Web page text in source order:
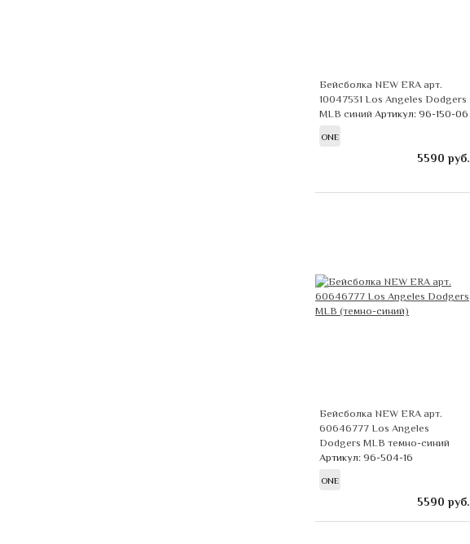
Бейсболка NEW ERA арт.
10047531 Los Angeles Dodgers
MLB синий Артикул: 96-150-06
ONE
5590 руб.
Бейсболка NEW ERA арт.
60646777 Los Angeles
Dodgers MLB темно-синий
Артикул: 96-504-16
ONE
5590 руб.